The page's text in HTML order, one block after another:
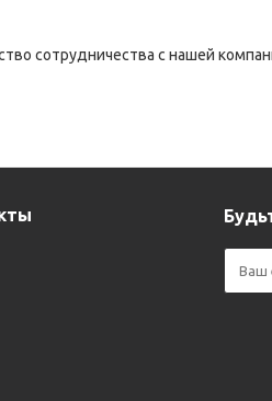
сотрудничества с нашей